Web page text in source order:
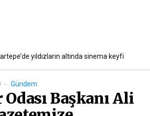
yıldızların altında sinema keyfi
- Gündem
Başkanı Ali